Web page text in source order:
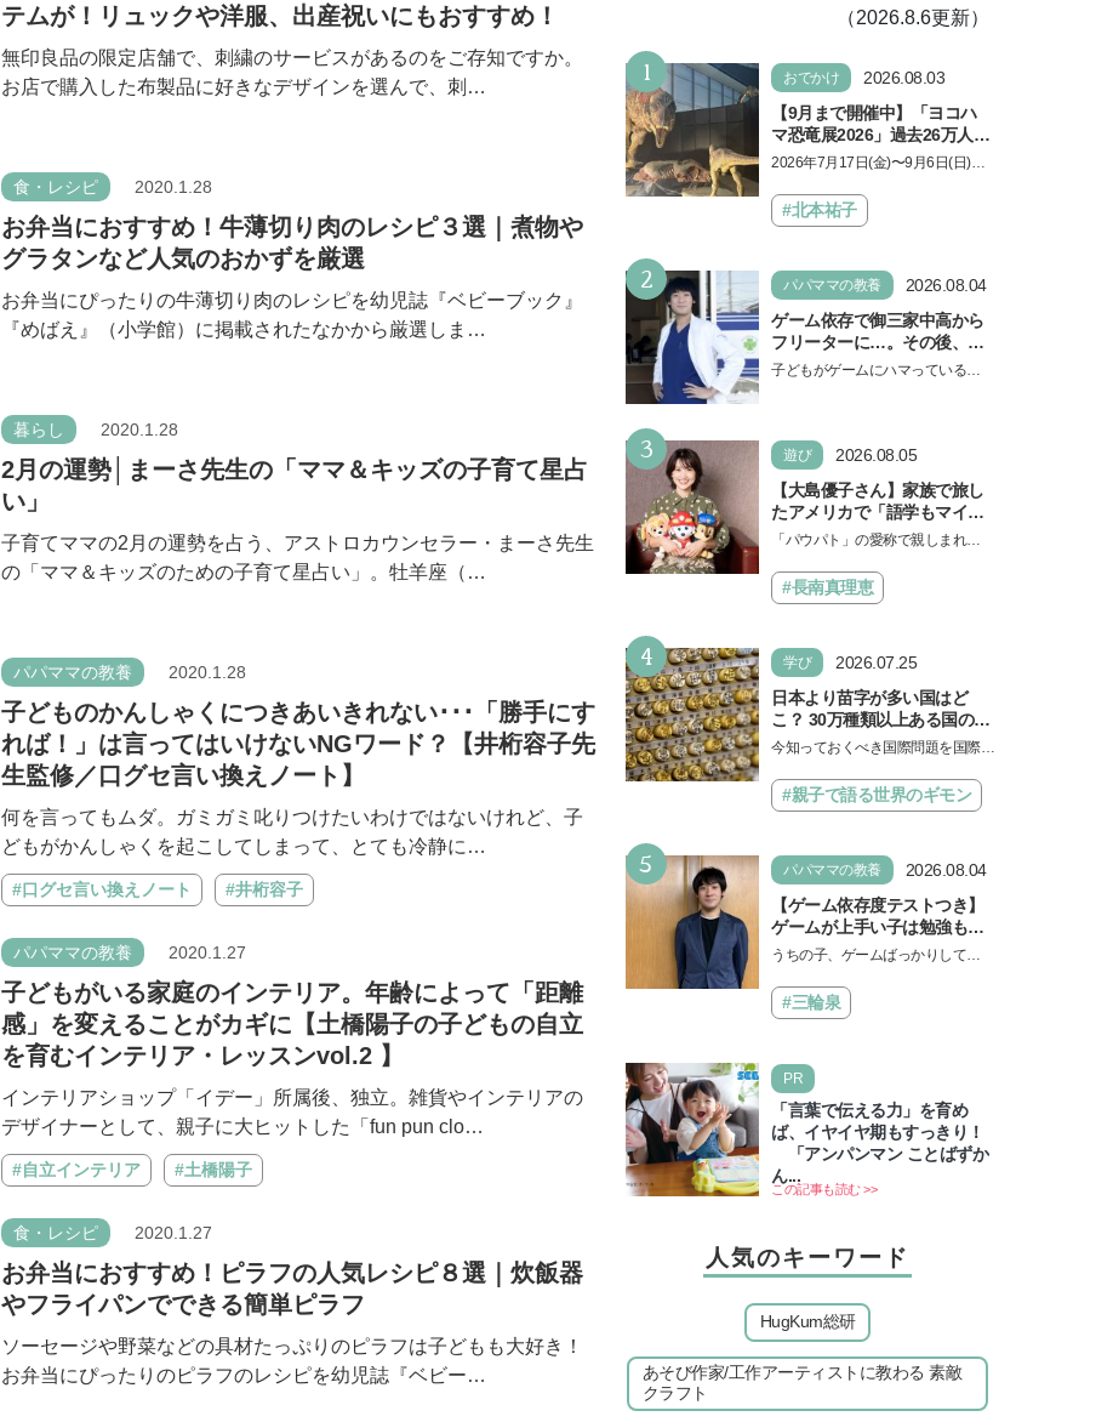
テムが！リュックや洋服、出産祝いにもおすすめ！
無印良品の限定店舗で、刺繍のサービスがあるのをご存知ですか。
お店で購入した布製品に好きなデザインを選んで、刺…
食・レシピ 2020.1.28
お弁当におすすめ！牛薄切り肉のレシピ３選｜煮物や
グラタンなど人気のおかずを厳選
お弁当にぴったりの牛薄切り肉のレシピを幼児誌『ベビーブック』
『めばえ』（小学館）に掲載されたなかから厳選しま…
暮らし 2020.1.28
2月の運勢│まーさ先生の「ママ＆キッズの子育て星占
い」
子育てママの2月の運勢を占う、アストロカウンセラー・まーさ先生
の「ママ＆キッズのための子育て星占い」。牡羊座（…
パパママの教養 2020.1.28
子どものかんしゃくにつきあいきれない･･･「勝手にす
れば！」は言ってはいけないNGワード？【井桁容子先
生監修／口グセ言い換えノート】
何を言ってもムダ。ガミガミ叱りつけたいわけではないけれど、子
どもがかんしゃくを起こしてしまって、とても冷静に…
#口グセ言い換えノート #井桁容子
パパママの教養 2020.1.27
子どもがいる家庭のインテリア。年齢によって「距離
感」を変えることがカギに【土橋陽子の子どもの自立
を育むインテリア・レッスンvol.2 】
インテリアショップ「イデー」所属後、独立。雑貨やインテリアの
デザイナーとして、親子に大ヒットした「fun pun clo…
#自立インテリア #土橋陽子
食・レシピ 2020.1.27
お弁当におすすめ！ピラフの人気レシピ８選｜炊飯器
やフライパンでできる簡単ピラフ
ソーセージや野菜などの具材たっぷりのピラフは子どもも大好き！
お弁当にぴったりのピラフのレシピを幼児誌『ベビー…
（2026.8.6更新）
1 おでかけ
2026.08.03
【9月まで開催中】「ヨコハ
マ恐竜展2026」過去26万人を
動員した恐竜展が9年ぶりに
しむポイントを完全ガイド
2026年7月17日(金)〜9月6日(日)、
「ヨコハマ恐竜展2026〜恐竜の食
卓大図鑑〜」が開催…
#北本祐子
2 パパママの教養
2026.08.04
ゲーム依存で御三家中高から
フリーターに…。その後、医
学部へ逆転合格した現役医師
子どもがゲームにハマっている
3 遊び
2026.08.05
【大島優子さん】家族で旅し
たアメリカで「語学もマイン
ドも！ 子どもの成長はすごか
『パウ・パトロール ザ・ダイ
ノ・ムービー』ではあきらめ
「パウパト」の愛称で親しまれる
の劇場版シリーズ第3弾、映画『パ
ウ・パトロール ザ…
#長南真理恵
4 学び
2026.07.25
日本より苗字が多い国はど
こ？ 30万種類以上ある国の理
由とは【親子で語る国際問
今知っておくべき国際問題を国際政
る「親子で語る国際問題」。今回
は、苗字の種類…
#親子で語る世界のギモン
5 パパママの教養
2026.08.04
【ゲーム依存度テストつき】
ゲームが上手い子は勉強もで
きる？御三家中高卒でゲーマ
えるゲームしながら受験で勝
つためのメソッド
うちの子、ゲームばっかりしてい
言し、子どもとトラブルになる家
庭は多いもの。でも…
#三輪泉
PR
「言葉で伝える力」を育め
ば、イヤイヤ期もすっきり！
「アンパンマン ことばずか
ん...
この記事も読む >>
人気のキーワード
HugKum総研
あそび作家/工作アーティストに教わる 素敵
クラフト